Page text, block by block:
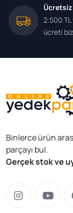
2.500 TL
ücreti
Binlerce ürün
parçayı bul.
Gerçek stok ve